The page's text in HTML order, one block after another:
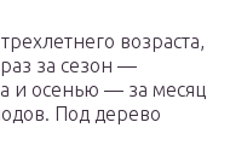
возраста,
за сезон —
и осенью — за месяц
Под дерево